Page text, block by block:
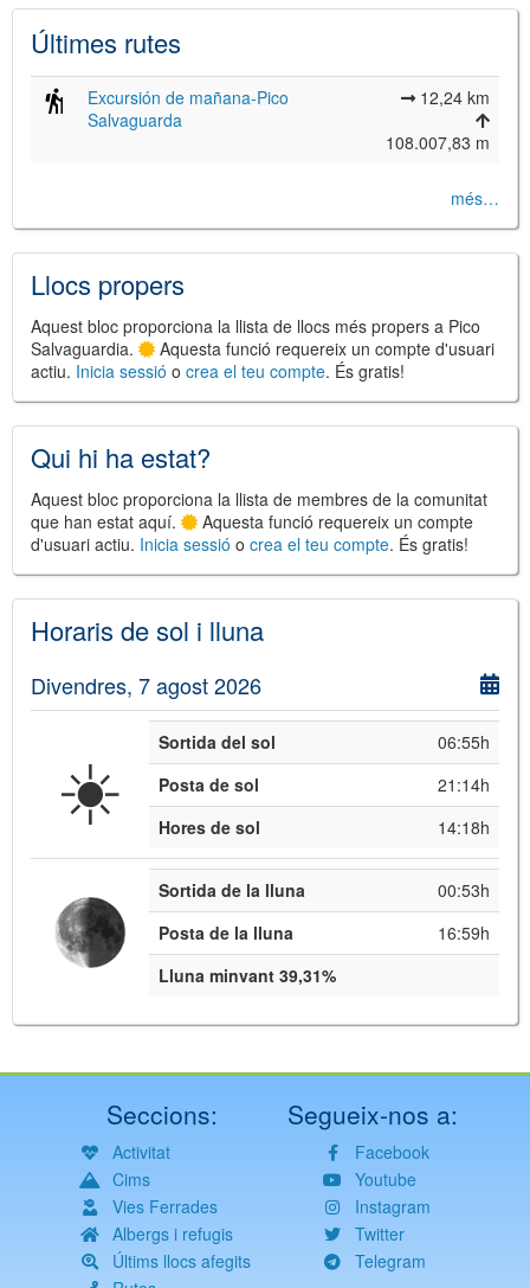
©Leaflet
JS library for interactive maps
© OpenStreetMap,OpenTopoMap
and its contributors ( CC BY-SH 4.0)
©Institut Cartogràfic i Geològic de
Últimes rutes
Excursión de mañana-Pico
Salvaguarda
12,24 km
108.007,83 m
més…
Llocs propers
Aquest bloc proporciona la llista de llocs més propers a Pico
Salvaguardia.
Aquesta funció requereix un compte d'usuari
actiu. Inicia sessió o crea el teu compte. És gratis!
Qui hi ha estat?
Aquest bloc proporciona la llista de membres de la comunitat
que han estat aquí.
Aquesta funció requereix un compte
d'usuari actiu. Inicia sessió o crea el teu compte. És gratis!
Horaris de sol i lluna
Divendres, 7 agost 2026
☀️ Sortida del sol
06:55h
Posta de sol
21:14h
Hores de sol
14:18h
Sortida de la lluna
00:53h
Posta de la lluna
16:59h
Lluna minvant 39,31%
Seccions:
Activitat
Cims
Vies Ferrades
Albergs i refugis
Últims llocs afegits
Segueix-nos a:
Facebook
Youtube
Instagram
Twitter
Telegram